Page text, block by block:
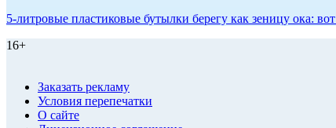
5-литровые пластиковые бутылки берегу как зеницу ока:
16+
Заказать рекламу
Условия перепечатки
О сайте